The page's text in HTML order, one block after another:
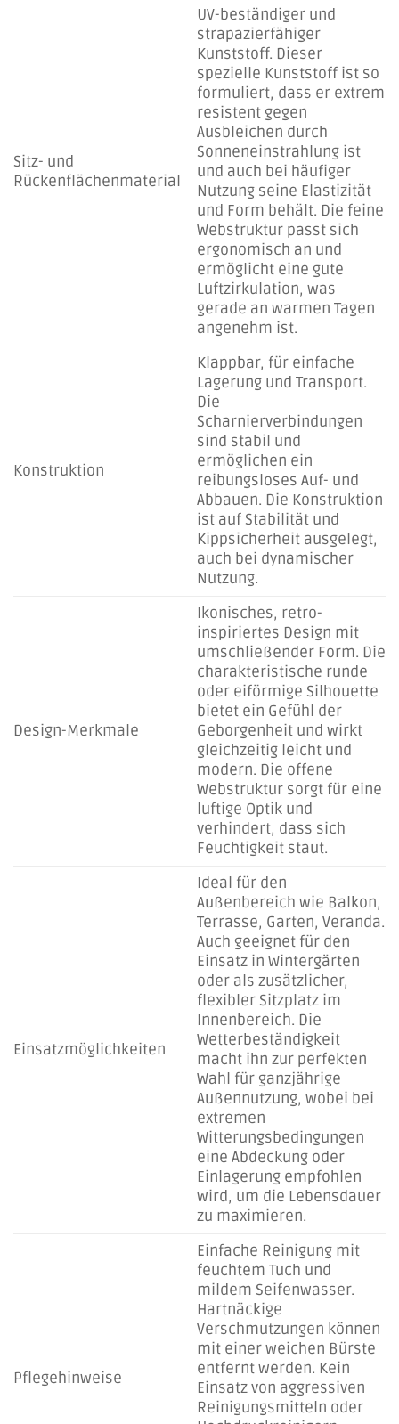
Sitz- und
Rückenflächenmaterial
UV-beständiger und
strapazierfähiger
Kunststoff. Dieser
spezielle Kunststoff ist so
formuliert, dass er extrem
resistent gegen
Ausbleichen durch
Sonneneinstrahlung ist
und auch bei häufiger
Nutzung seine Elastizität
und Form behält. Die feine
Webstruktur passt sich
ergonomisch an und
ermöglicht eine gute
Luftzirkulation, was
gerade an warmen Tagen
angenehm ist.
Konstruktion
Klappbar, für einfache
Lagerung und Transport.
Die
Scharnierverbindungen
sind stabil und
ermöglichen ein
reibungsloses Auf- und
Abbauen. Die Konstruktion
ist auf Stabilität und
Kippsicherheit ausgelegt,
auch bei dynamischer
Nutzung.
Design-Merkmale
Ikonisches, retro-
inspiriertes Design mit
umschließender Form. Die
charakteristische runde
oder eiförmige Silhouette
bietet ein Gefühl der
Geborgenheit und wirkt
gleichzeitig leicht und
modern. Die offene
Webstruktur sorgt für eine
luftige Optik und
verhindert, dass sich
Feuchtigkeit staut.
Einsatzmöglichkeiten
Ideal für den
Außenbereich wie Balkon,
Terrasse, Garten, Veranda.
Auch geeignet für den
Einsatz in Wintergärten
oder als zusätzlicher,
flexibler Sitzplatz im
Innenbereich. Die
Wetterbeständigkeit
macht ihn zur perfekten
Wahl für ganzjährige
Außennutzung, wobei bei
extremen
Witterungsbedingungen
eine Abdeckung oder
Einlagerung empfohlen
wird, um die Lebensdauer
zu maximieren.
Pflegehinweise
Einfache Reinigung mit
feuchtem Tuch und
mildem Seifenwasser.
Hartnäckige
Verschmutzungen können
mit einer weichen Bürste
entfernt werden. Kein
Einsatz von aggressiven
Reinigungsmitteln oder